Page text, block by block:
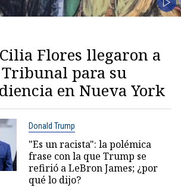
Flores llegaron a
para su
en Nueva York
Donald Trump
"Es un racista": la polémica
frase con la que Trump se
refirió a LeBron James; ¿por
qué lo dijo?